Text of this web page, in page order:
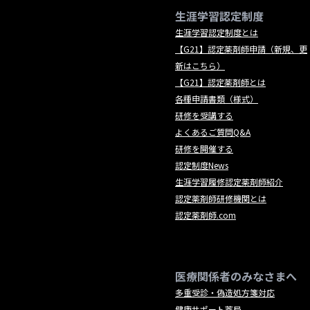
生涯学習認定制度
生涯学習認定制度とは
【G21】認定薬剤師申請（新規、更
新はこちら）
【G21】認定薬剤師とは
各種申請書類（様式）
研修を受講する
よくあるご質問Q&A
研修を開催する
認定制度News
生涯学習履修認定薬剤師紹介
認定薬剤師研修機関とは
認定薬剤師.com
医療関係者のみなさまへ
多重受診・偽造処方箋対応